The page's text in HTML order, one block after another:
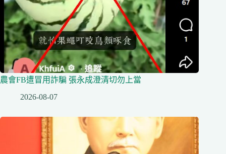
農會FB遭冒用詐騙 張永成澄清切勿上當
2026-08-07